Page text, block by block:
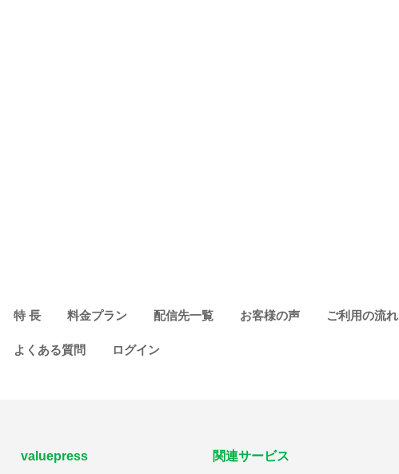
特 長 料金プラン 配信先一覧 お客様の声 ご利用の流れ
よくある質問 ログイン
valuepress 関連サービス